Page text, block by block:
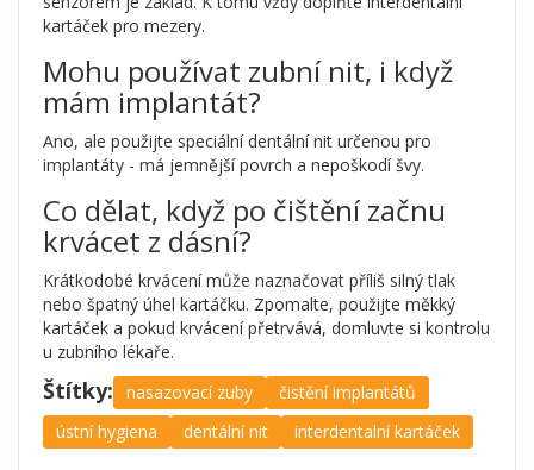
kartáček pro mezery.
Mohu používat zubní nit, i když
mám implantát?
Ano, ale použijte speciální dentální nit určenou pro
implantáty - má jemnější povrch a nepoškodí švy.
Co dělat, když po čištění začnu
krvácet z dásní?
Krátkodobé krvácení může naznačovat příliš silný tlak
nebo špatný úhel kartáčku. Zpomalte, použijte měkký
kartáček a pokud krvácení přetrvává, domluvte si kontrolu
u zubního lékaře.
Štítky: nasazovací zuby
čistění implantátů
ústní hygiena
dentální nit interdentalní kartáček